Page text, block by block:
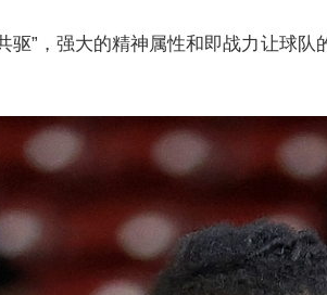
驱”，强大的精神属性和即战力让球队